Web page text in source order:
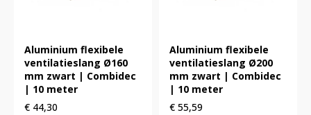
Aluminium flexibele
ventilatieslang Ø160
mm zwart | Combidec
| 10 meter
€ 44,30
Aluminium flexibele
ventilatieslang Ø200
mm zwart | Combidec
| 10 meter
€ 55,59